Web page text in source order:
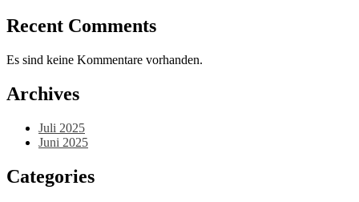
Recent Comments
Es sind keine Kommentare vorhanden.
Archives
Juli 2025
Juni 2025
Categories